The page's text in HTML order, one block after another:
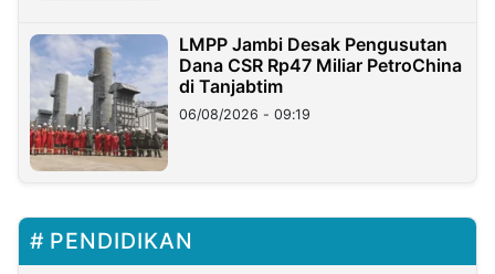
LMPP Jambi Desak Pengusutan
Dana CSR Rp47 Miliar PetroChina
di Tanjabtim
06/08/2026 - 09:19
PENDIDIKAN